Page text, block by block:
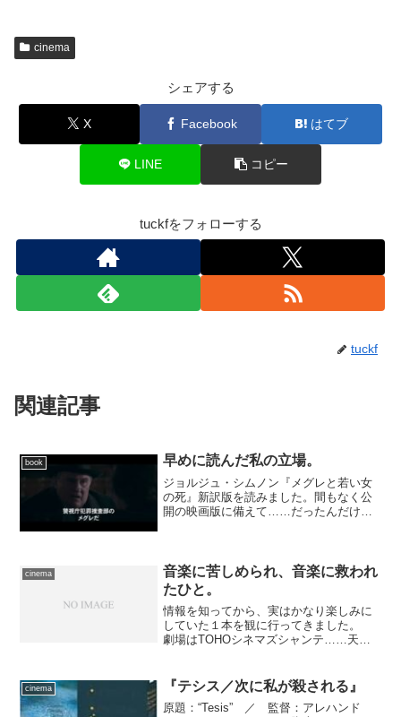
cinema
シェアする
X Facebook はてブ
LINE コピー
tuckfをフォローする
tuckf
関連記事
book 早めに読んだ私の立場。
ジョルジュ・シムノン『メグレと若い女
の死』新訳版を読みました。間もなく公
開の映画版に備えて……だったんだけ
cinema
音楽に苦しめられ、音楽に救われ
たひと。
情報を知ってから、実はかなり楽しみに
していた１本を観に行ってきました。
劇場はTOHOシネマズシャンテ……天気
仕方なかった。案の定、最初に目指した
駐車場の入口には、二輪...
cinema 『テシス／次に私が殺される』
原題：“Tesis” ／ 監督：アレハンド